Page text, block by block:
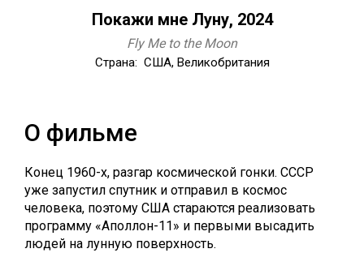
Покажи мне Луну, 2024
Fly Me to the Moon
Страна: США, Великобритания
О фильме
Конец 1960-х, разгар космической гонки. СССР
уже запустил спутник и отправил в космос
человека, поэтому США стараются реализовать
программу «Аполлон-11» и первыми высадить
людей на лунную поверхность.